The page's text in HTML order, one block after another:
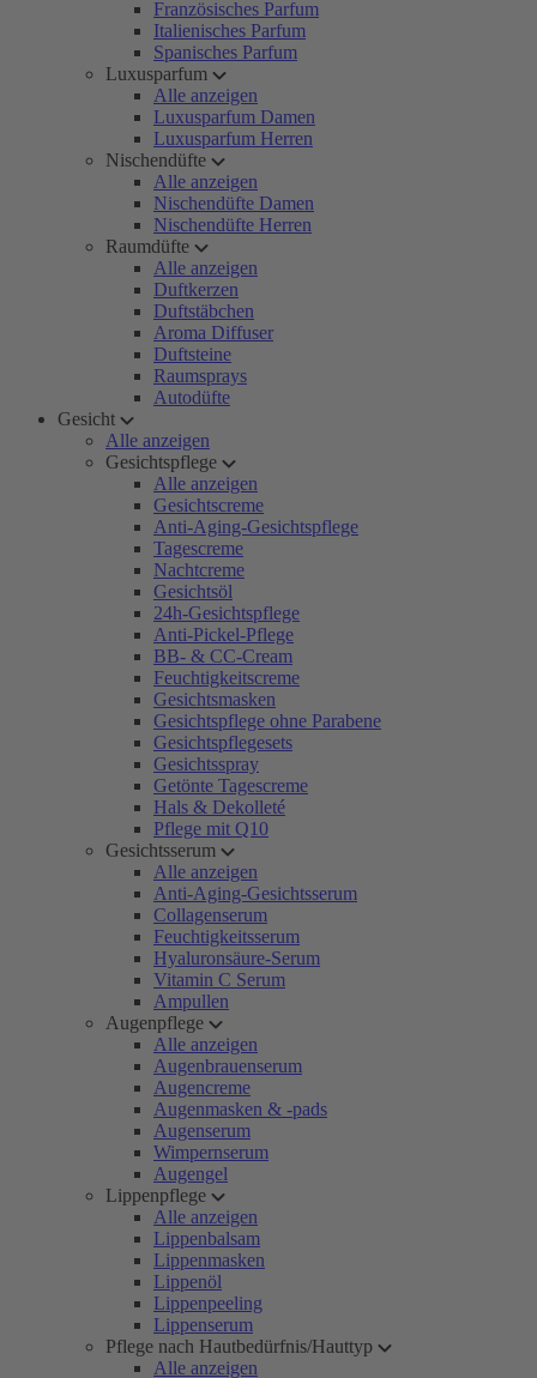
Französisches Parfum
Italienisches Parfum
Spanisches Parfum
Luxusparfum
Alle anzeigen
Luxusparfum Damen
Luxusparfum Herren
Nischendüfte
Alle anzeigen
Nischendüfte Damen
Nischendüfte Herren
Raumdüfte
Alle anzeigen
Duftkerzen
Duftstäbchen
Aroma Diffuser
Duftsteine
Raumsprays
Autodüfte
Gesicht
Alle anzeigen
Gesichtspflege
Alle anzeigen
Gesichtscreme
Anti-Aging-Gesichtspflege
Tagescreme
Nachtcreme
Gesichtsöl
24h-Gesichtspflege
Anti-Pickel-Pflege
BB- & CC-Cream
Feuchtigkeitscreme
Gesichtsmasken
Gesichtspflege ohne Parabene
Gesichtspflegesets
Gesichtsspray
Getönte Tagescreme
Hals & Dekolleté
Pflege mit Q10
Gesichtsserum
Alle anzeigen
Anti-Aging-Gesichtsserum
Collagenserum
Feuchtigkeitsserum
Hyaluronsäure-Serum
Vitamin C Serum
Ampullen
Augenpflege
Alle anzeigen
Augenbrauenserum
Augencreme
Augenmasken & -pads
Augenserum
Wimpernserum
Augengel
Lippenpflege
Alle anzeigen
Lippenbalsam
Lippenmasken
Lippenöl
Lippenpeeling
Lippenserum
Pflege nach Hautbedürfnis/Hauttyp
Alle anzeigen